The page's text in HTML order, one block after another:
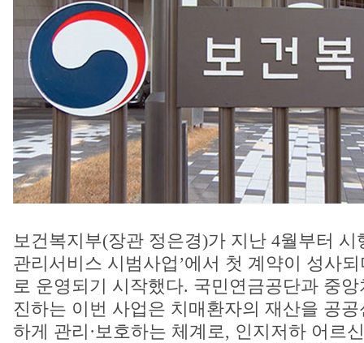
보건복지부(장관 정은경)가 지난 4월부터 시
관리서비스 시범사업’에서 첫 계약이 성사
로 운영되기 시작했다. 국민연금공단과 중
진하는 이번 사업은 치매환자의 재산을 공
하게 관리·보호하는 체계로, 인지저하 어르